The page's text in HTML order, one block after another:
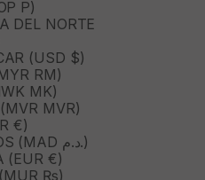
P)
DEL NORTE
(USD $)
RM)
MK)
MVR)
€)
MARRUECOS (MAD د.م.)
(EUR €)
₨)